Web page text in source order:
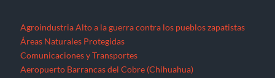
Nuevo Aeropuerto de la Ciudad de México (México)
Proyecto Cuyutlán-Puerto (Colima)
Supercarretera Mazatlán-Durango
ContactoCorredores industrialesDesaparecidos